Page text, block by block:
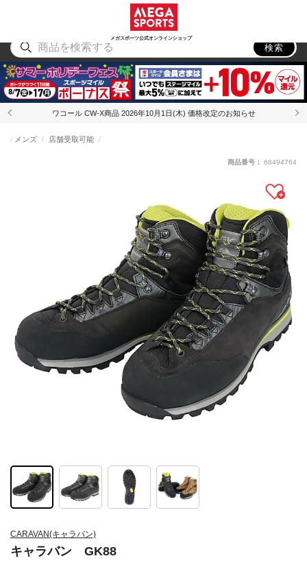
メガスポーツ公式オンラインショップ
アウトドア
検索
ワコール CW-X商品 2026年10月1日(木) 価格改定のお知らせ
CARAVAN(キャラバン)
キャラバン GK88
メンズ 店舗受取可能
商品番号： 68494764